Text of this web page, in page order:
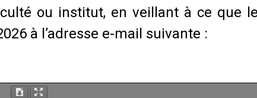
ou institut, en veillant à ce que
à l’adresse e-mail suivante :